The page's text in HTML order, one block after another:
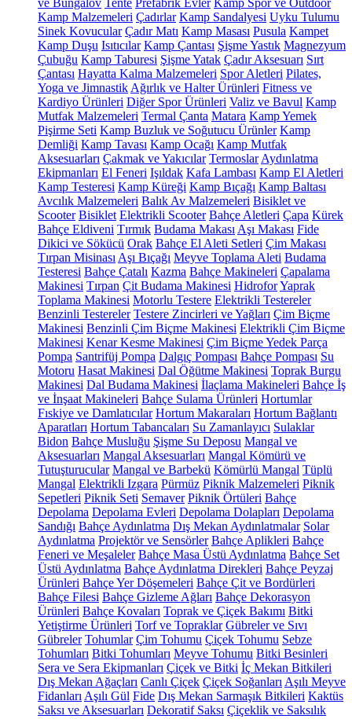
ve Bungalov Tente Prefabrik Evler Kamp Spor ve Outdoor
Kamp Malzemeleri Çadırlar Kamp Sandalyesi Uyku Tulumu
Sinek Kovucular Çadır Matı Kamp Masası Pusula Kampet
Kamp Duşu Isıtıcılar Kamp Çantası Şişme Yastık Magnezyum
Çubuğu Kamp Taburesi Şişme Yatak Çadır Aksesuarı Sırt
Çantası Hayatta Kalma Malzemeleri Spor Aletleri Pilates,
Yoga ve Jimnastik Ağırlık ve Halter Ürünleri Fitness ve
Kardiyo Ürünleri Diğer Spor Ürünleri Valiz ve Bavul Kamp
Mutfak Malzemeleri Termal Çanta Matara Kamp Yemek
Pişirme Seti Kamp Buzluk ve Soğutucu Ürünler Kamp
Demliği Kamp Tavası Kamp Ocağı Kamp Mutfak
Aksesuarları Çakmak ve Yakıcılar Termoslar Aydınlatma
Ekipmanları El Feneri Işıldak Kafa Lambası Kamp El Aletleri
Kamp Testeresi Kamp Küreği Kamp Bıçağı Kamp Baltası
Avcılık Malzemeleri Balık Av Malzemeleri Bisiklet ve
Scooter Bisiklet Elektrikli Scooter Bahçe Aletleri Çapa Kürek
Bahçe Eldiveni Tırmık Budama Makası Aşı Makası Fide
Dikici ve Sökücü Orak Bahçe El Aleti Setleri Çim Makası
Tırpan Misinası Aşı Bıçağı Meyve Toplama Aleti Budama
Testeresi Bahçe Çatalı Kazma Bahçe Makineleri Çapalama
Makinesi Tırpan Çit Budama Makinesi HidroforYaprak
Toplama Makinesi Motorlu Testere Elektrikli Testereler
Benzinli Testereler Testere Zincirleri ve Yağları Çim Biçme
Makinesi Benzinli Çim Biçme Makinesi Elektrikli Çim Biçme
Makinesi Kenar Kesme Makinesi Çim Biçme Yedek Parça
Pompa Santrifüj Pompa Dalgıç Pompası Bahçe Pompası Su
Motoru Hasat Makinesi Dal Öğütme Makinesi Toprak Burgu
Makinesi Dal Budama Makinesi İlaçlama Makineleri Bahçe İş
ve İnşaat Makineleri Bahçe Sulama Ürünleri Hortumlar
Fıskiye ve Damlatıcılar Hortum Makaraları Hortum Bağlantı
Aparatları Hortum Tabancaları Su Zamanlayıcı Sulaklar
Bidon Bahçe Musluğu Şişme Su Deposu Mangal ve
Aksesuarları Mangal Aksesuarları Mangal Kömürü ve
Tutuşturucular Mangal ve Barbekü Kömürlü Mangal Tüplü
Mangal Elektrikli Izgara Pürmüz Piknik Malzemeleri Piknik
Sepetleri Piknik Seti Semaver Piknik Örtüleri Bahçe
Depolama Depolama Evleri Depolama Dolapları Depolama
Sandığı Bahçe Aydınlatma Dış Mekan Aydınlatmalar Solar
Aydınlatma Projektör ve Sensörler Bahçe Aplikleri Bahçe
Feneri ve Meşaleler Bahçe Masa Üstü Aydınlatma Bahçe Set
Üstü Aydınlatma Bahçe Aydınlatma Direkleri Bahçe Peyzaj
Ürünleri Bahçe Yer Döşemeleri Bahçe Çit ve Bordürleri
Bahçe Filesi Bahçe Gizleme Ağları Bahçe Dekorasyon
Ürünleri Bahçe Kovaları Toprak ve Çiçek Bakımı Bitki
Yetiştirme Ürünleri Torf ve Topraklar Gübreler ve Sıvı
Gübreler Tohumlar Çim Tohumu Çiçek Tohumu Sebze
Tohumları Bitki Tohumları Meyve Tohumu Bitki Besinleri
Sera ve Sera Ekipmanları Çiçek ve Bitki İç Mekan Bitkileri
Dış Mekan Ağaçları Canlı Çiçek Çiçek Soğanları Aşılı Meyve
Fidanları Aşılı Gül Fide Dış Mekan Sarmaşık Bitkileri Kaktüs
Saksı ve Aksesuarları Dekoratif Saksı Çiçeklik ve Saksılık